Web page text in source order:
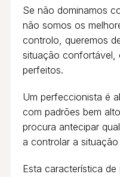
Se não dominamos
não somos os
controlo, queremos
situação confortável,
perfeitos.
Um perfeccionista é
com padrões bem
procura antecipar
a controlar a
Esta característica